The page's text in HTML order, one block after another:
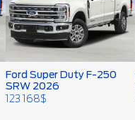
Ford Super Duty F-250
SRW 2026
123 168$